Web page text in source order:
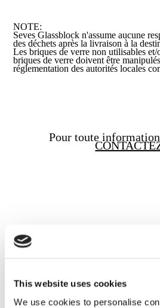
This website uses cookies
We use cookies to personalise
NOTE:
Seves Glassblock n'assume aucune
des déchets après la livraison à la
Les briques de verre non utilisables
briques de verre doivent être
réglementation des autorités locales
Pour toute